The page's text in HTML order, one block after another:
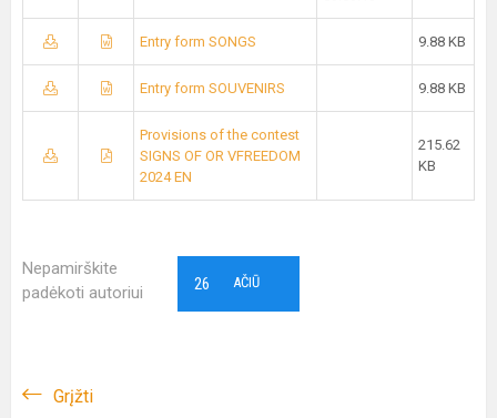
Entry form SONGS 9.88 KB
Entry form SOUVENIRS 9.88 KB
Provisions of the contest
SIGNS OF OR VFREEDOM
2024 EN
215.62
KB
Nepamirškite
padėkoti autoriui
AČIŪ
26
Grįžti